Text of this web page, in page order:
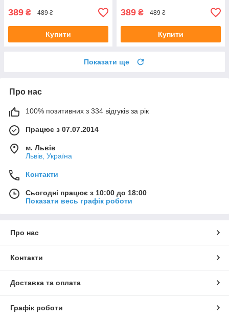
389 ₴ 489 ₴
Купити
389 ₴ 489 ₴
Купити
Показати ще
Про нас
100% позитивних з 334 відгуків за рік
Працює з 07.07.2014
м. Львів
Львів, Україна
Контакти
Сьогодні працює з 10:00 до 18:00
Показати весь графік роботи
Про нас
Контакти
Доставка та оплата
Графік роботи